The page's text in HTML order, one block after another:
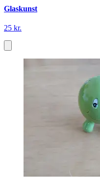
Glaskunst
25 kr.